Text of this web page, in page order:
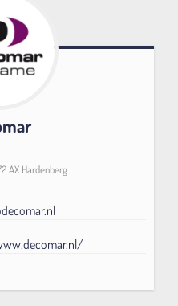
AX Hardenberg